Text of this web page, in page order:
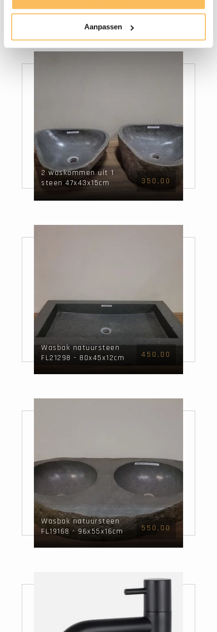
Aanpassen
FL21340 - 55x47x15cm
195,00
2 waskommen uit 1
steen 47x43x15cm
350,00
Wasbak natuursteen
FL21298 - 80x45x12cm
450,00
Wasbak natuursteen
FL19168 - 96x55x16cm
550,00